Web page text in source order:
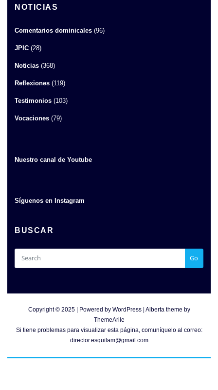
NOTICIAS
Comentarios dominicales (96)
JPIC (28)
Noticias (368)
Reflexiones (119)
Testimonios (103)
Vocaciones (79)
Nuestro canal de Youtube
Síguenos en Instagram
BUSCAR
Go
Copyright © 2025 | Powered by WordPress
Alberta theme by
ThemeArile
Si tiene problemas para visualizar esta página, comuníquelo al correo:
director.esquilam@gmail.com